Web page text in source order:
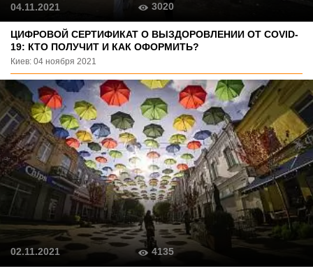
ЦИФРОВОЙ СЕРТИФИКАТ О ВЫЗДОРОВЛЕНИИ ОТ COVID-
19: КТО ПОЛУЧИТ И КАК ОФОРМИТЬ?
Киев: 04 ноября 2021
04.11.2021 3020
02.11.2021 4135